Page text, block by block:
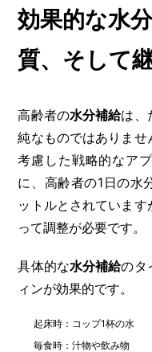
効果的な水
質、そして
高齢者の水分補給は、
純なものではありま
考慮した戦略的なア
に、高齢者の1日の水
ットルとされていま
って調整が必要です。
具体的な水分補給のタ
ィンが効果的です。
起床時：コップ1杯の水
毎食時：汁物や飲み物